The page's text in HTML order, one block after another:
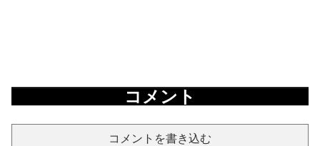
コメント
コメントを書き込む